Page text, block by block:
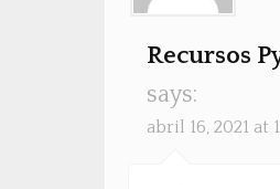
Recursos
says:
abril 16, 2021 at